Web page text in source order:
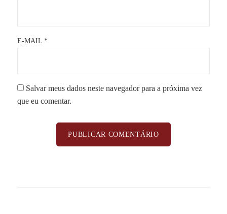
E-MAIL *
Salvar meus dados neste navegador para a próxima vez
que eu comentar.